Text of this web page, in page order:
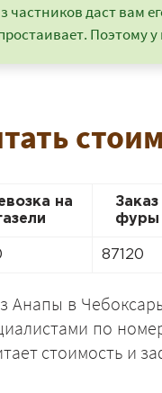
частников даст вам
Поэтому
на
Заказ
фуры
87120
Анапы в
по
стоимость и